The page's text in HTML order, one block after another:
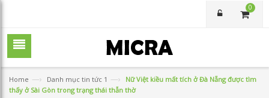
0
Home —› Danh mục tin tức 1 —›
Nữ Việt kiều mất tích ở Đà Nẵng được tìm
thấy ở Sài Gòn trong trạng thái thẫn thờ